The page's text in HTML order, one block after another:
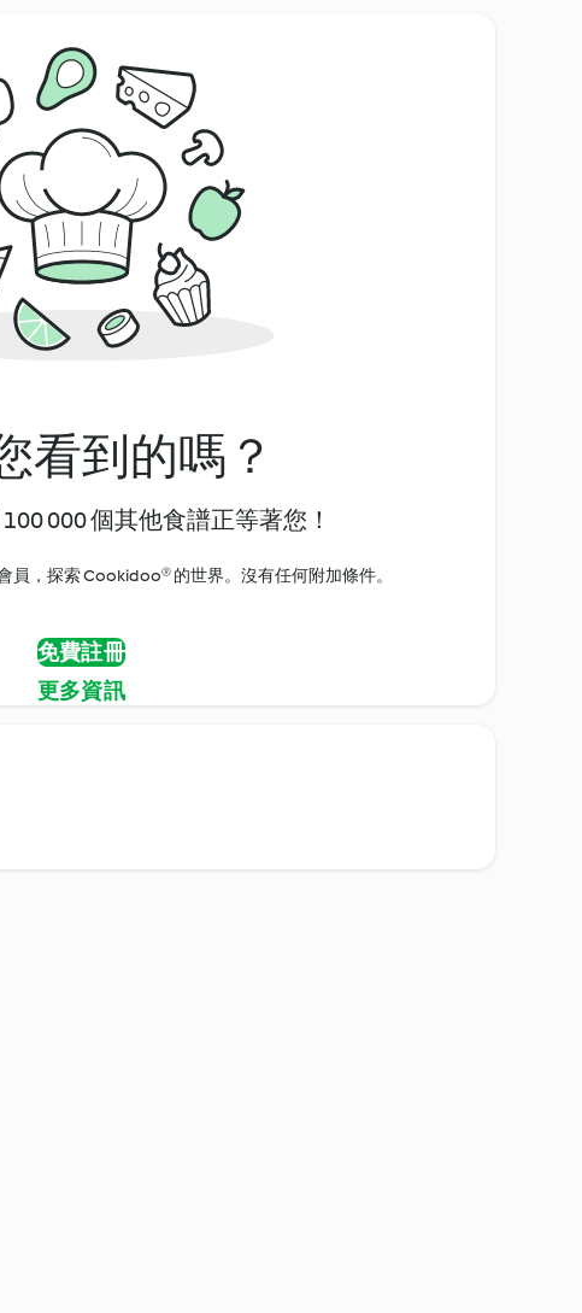
看到的嗎？
000 個其他食譜正等著您！
員，探索 Cookidoo® 的世界。沒有任何附加條件。
免費註冊
更多資訊